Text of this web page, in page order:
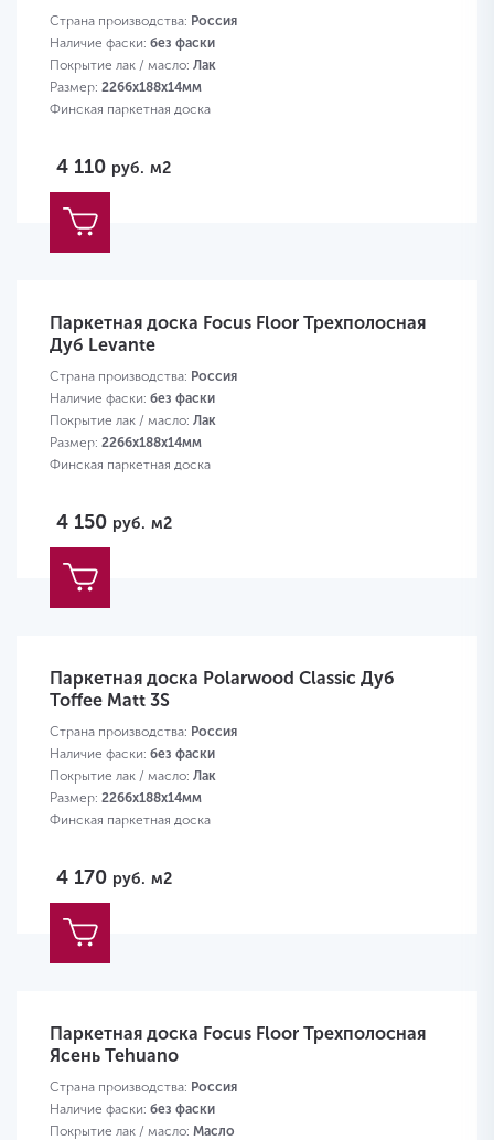
Страна производства: Россия
Наличие фаски: без фаски
Покрытие лак / масло: Лак
Размер: 2266х188х14мм
Финская паркетная доска
4 110 руб. м2
Паркетная доска Focus Floor Трехполосная
Дуб Levante
Страна производства: Россия
Наличие фаски: без фаски
Покрытие лак / масло: Лак
Размер: 2266х188х14мм
Финская паркетная доска
4 150 руб. м2
Паркетная доска Polarwood Classic Дуб
Toffee Matt 3S
Страна производства: Россия
Наличие фаски: без фаски
Покрытие лак / масло: Лак
Размер: 2266х188х14мм
Финская паркетная доска
4 170 руб. м2
Паркетная доска Focus Floor Трехполосная
Ясень Tehuano
Страна производства: Россия
Наличие фаски: без фаски
Покрытие лак / масло: Масло